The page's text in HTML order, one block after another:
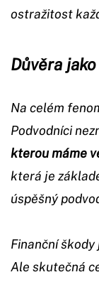
ostražitost
Důvěra
Na celém
Podvodníci
kterou máme
která je
úspěšný
Finanční
Ale skutečná